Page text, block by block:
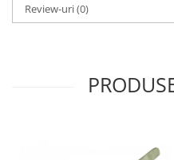
Review-uri(0)